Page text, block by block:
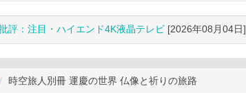
評：注目・ハイエンド4K液晶テレビ [2026年08月04日]
時空旅人別冊 運慶の世界 仏像と祈りの旅路